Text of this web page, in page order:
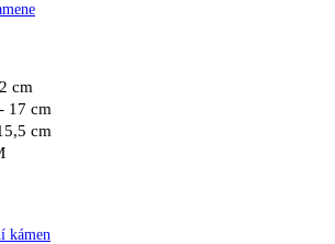
cm
17 cm
cm
kámen